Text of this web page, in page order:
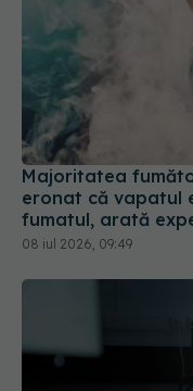
Majoritatea
eronat că vapatul
fumatul, arată
08 iul 2026, 09:49